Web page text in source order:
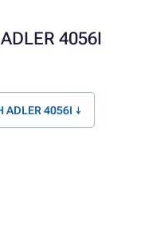
4056I
ADLER 4056I ↓